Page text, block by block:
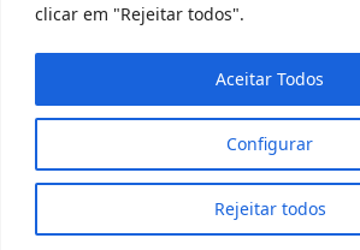
clicar em "Rejeitar todos".
Configurar
Rejeitar todos
Aceitar Todos
@ 2025 Todos Direitos